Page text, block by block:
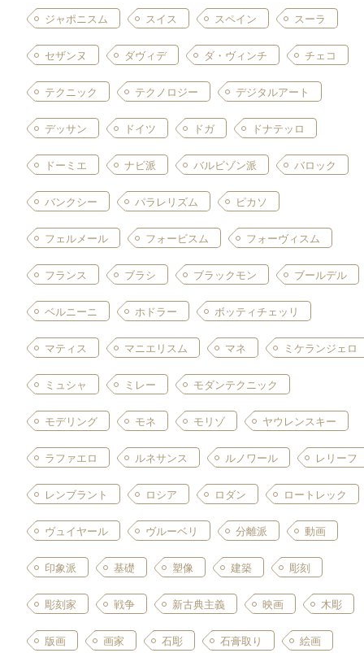
ジャポニスム スイス スペイン スーラ
セザンヌ ダヴィデ ダ・ヴィンチ チェコ
テクニック テクノロジー デジタルアート
デッサン ドイツ ドガ ドナテッロ
ドーミエ ナビ派 バルビゾン派 バロック
バンクシー パラレリズム ピカソ
フェルメール フォービスム フォーヴィスム
フランス ブラシ ブラックモン ブールデル
ベルニーニ ホドラー ボッティチェッリ
マティス マニエリスム マネ ミケランジェロ
ミュシャ ミレー モダンテクニック
モデリング モネ モリゾ ヤウレンスキー
ラファエロ ルネサンス ルノワール レリーフ
レンブラント ロシア ロダン ロートレック
ヴュイヤール ヴルーベリ 分離派 動画
印象派 基礎 塑像 建築 彫刻
彫刻家 戦争 新古典主義 映画 木彫
版画 画家 石彫 石膏取り 絵画